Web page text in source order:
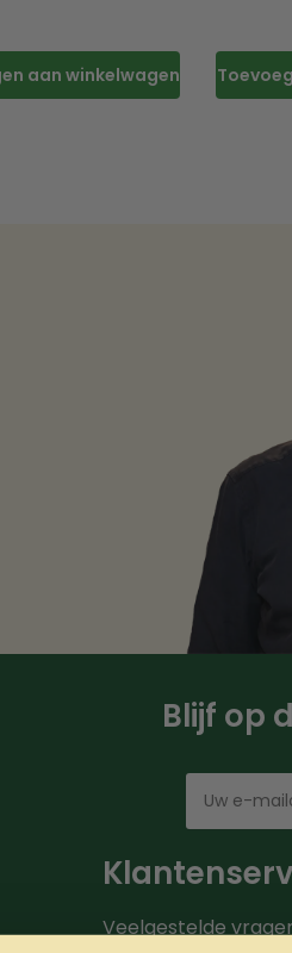
aan winkelwagen
Blijf op
Veelgestelde